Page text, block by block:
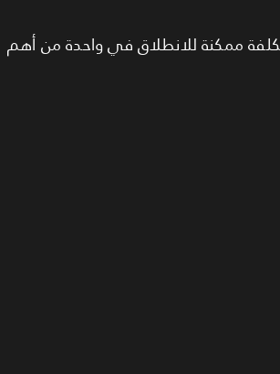
ممكنة للانطلاق في واحدة من أهم